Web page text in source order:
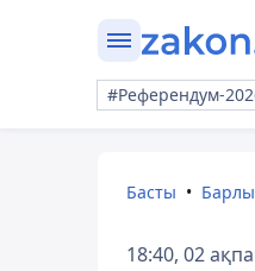
#Референдум-
Басты
18:40, 02